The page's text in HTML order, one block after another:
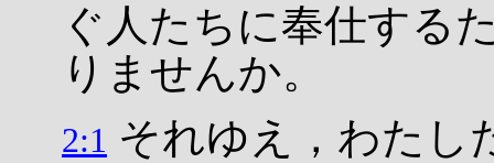
ぐ人たちに奉仕する
りませんか。
2:1 それゆえ，わたし